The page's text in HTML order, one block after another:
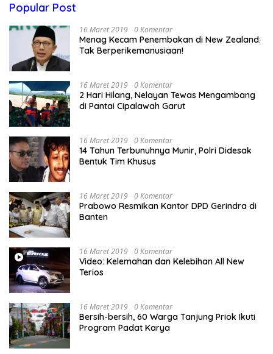
Popular Post
16 Maret 2019 0 Komentar
Menag Kecam Penembakan di New Zealand:
Tak Berperikemanusiaan!
16 Maret 2019 0 Komentar
2 Hari Hilang, Nelayan Tewas Mengambang
di Pantai Cipalawah Garut
16 Maret 2019 0 Komentar
14 Tahun Terbunuhnya Munir, Polri Didesak
Bentuk Tim Khusus
16 Maret 2019 0 Komentar
Prabowo Resmikan Kantor DPD Gerindra di
Banten
16 Maret 2019 0 Komentar
Video: Kelemahan dan Kelebihan All New
Terios
16 Maret 2019 0 Komentar
Bersih-bersih, 60 Warga Tanjung Priok Ikuti
Program Padat Karya